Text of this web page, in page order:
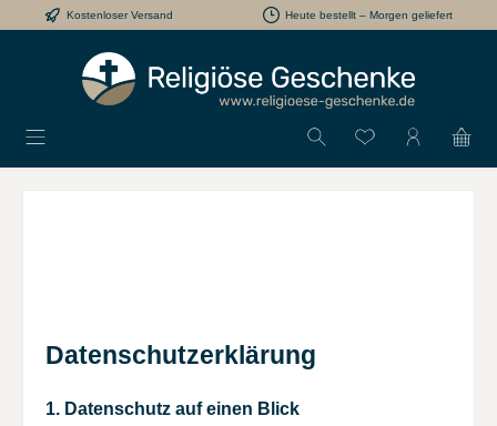
Zum Hauptinhalt springen
Kostenloser Versand Heute bestellt – Morgen geliefert
Du hast 0
Datenschutzerklärung
1. Datenschutz auf einen Blick